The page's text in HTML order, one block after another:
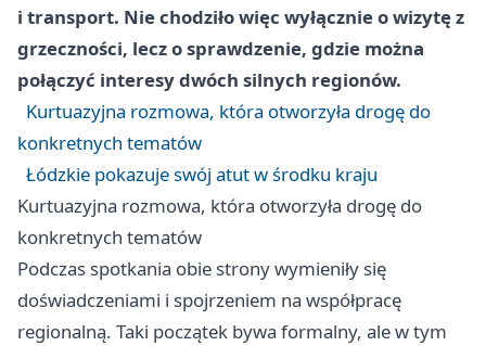
i transport. Nie chodziło więc wyłącznie o wizytę z
grzeczności, lecz o sprawdzenie, gdzie można
połączyć interesy dwóch silnych regionów.
Kurtuazyjna rozmowa, która otworzyła drogę do
konkretnych tematów
Łódzkie pokazuje swój atut w środku kraju
Kurtuazyjna rozmowa, która otworzyła drogę do
konkretnych tematów
Podczas spotkania obie strony wymieniły się
doświadczeniami i spojrzeniem na współpracę
regionalną. Taki początek bywa formalny, ale w tym